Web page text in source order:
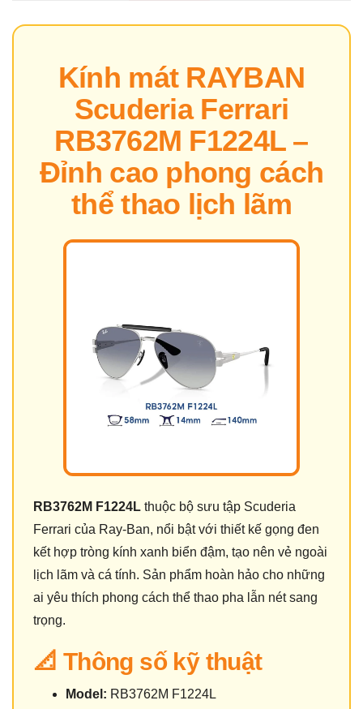
Kính mát RAYBAN
Scuderia Ferrari
RB3762M F1224L –
Đỉnh cao phong cách
thể thao lịch lãm
RB3762M F1224L thuộc bộ sưu tập Scuderia
Ferrari của Ray-Ban, nổi bật với thiết kế gọng đen
kết hợp tròng kính xanh biển đậm, tạo nên vẻ ngoài
lịch lãm và cá tính. Sản phẩm hoàn hảo cho những
ai yêu thích phong cách thể thao pha lẫn nét sang
trọng.
📐 Thông số kỹ thuật
Model: RB3762M F1224L